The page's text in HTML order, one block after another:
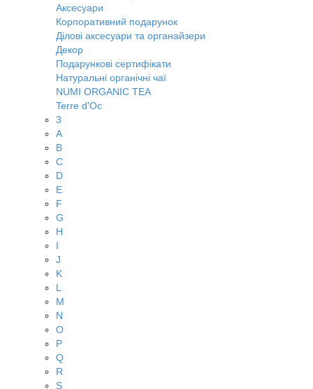
Аксесуари
Корпоративний подарунок
Ділові аксесуари та органайзери
Декор
Подарункові сертифікати
Натуральні органічні чаї
NUMI ORGANIC TEA
Terre d'Oc
3
A
B
C
D
E
F
G
H
I
J
K
L
M
N
O
P
Q
R
S